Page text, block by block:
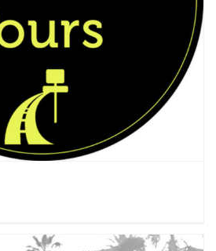
Travel Vloggers